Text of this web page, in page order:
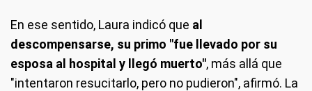
En ese sentido, Laura indicó que al
descompensarse, su primo "fue llevado por su
esposa al hospital y llegó muerto", más allá que
"intentaron resucitarlo, pero no pudieron", afirmó. La